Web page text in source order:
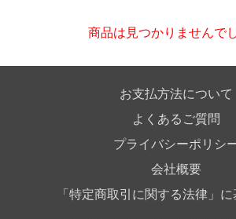
ｱｿﾞﾝｵﾝﾗｲﾝｼｮｯﾌﾟX
商品は見つかりませんでし
お支払方法について
よくあるご質問
プライバシーポリシ
会社概要
「特定商取引に関する法律」